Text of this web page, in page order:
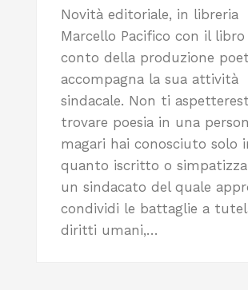
Novità editoriale, in libreria
Marcello Pacifico con il
conto della produzione
accompagna la sua attività
sindacale. Non ti
trovare poesia in una
magari hai conosciuto solo
quanto iscritto o
un sindacato del quale
condividi le battaglie a
diritti umani,…